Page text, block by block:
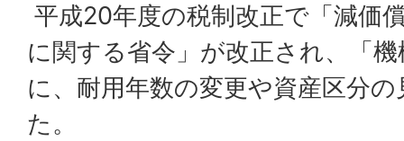
平成20年度の税制改正で「減価
に関する省令」が改正され、「
に、耐用年数の変更や資産区分
た。